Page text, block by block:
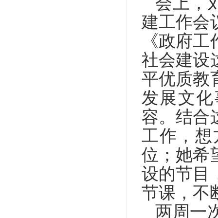
建工作会
《政府
社会建设
平优质教
发展文
容。结合
工作，想
位；她希
设的节目
节课，不
两周一